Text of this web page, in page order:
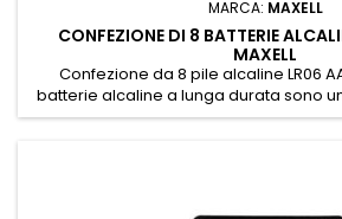
MARCA: MAXELL
CONFEZIONE DI 8 BATTERIE
MAXELL
Confezione da 8 pile alcaline LR06
batterie alcaline a lunga durata sono
più utilizzati nella vita quotidiana.
dispositivi a uso continuo come
telecomandi e molti altri gadget e